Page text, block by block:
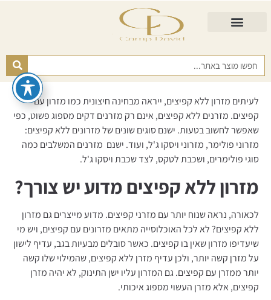
לעיתים מזרון ללא קפיצים, ייראה מבחינה חיצונית כמו מזרון עם
קפיצים. מזרנים ללא קפיצים, אינם רק מזרנים דקים מספוג פשוט, כפי
שאפשר לחשוב בטעות. ישנם סוגים שונים של מזרונים ללא קפיצים:
מזרוני פולימר, מזרוני ויסקו ג'ל, ועוד. ישנם מזרנים המשלבים כמה
סוגי פולימרים, ושכבת לטקס, לצד שכבת ויסקו ג'ל.
מזרון ללא קפיצים מדוע יש צורך?
לכאורה, נראה שנוח יותר עם מזרני קפיצים. מדוע מייצרים גם מזרון
ללא קפיצים? לא לכל האוכלוסייה מתאים מזרונים עם קפיצים, ויש מי
שיעדיפו מזרון שאין בו קפיצים. כאשר סובלים מבעיות בגב, עדיף לישון
על מזרן קשה יותר, ולכן עדיף מזרן ללא קפיצים, שהמילוי שלו קשה
יותר ממזרן עם קפיצים. גם המזרון עליו ישן התינוק, לא יהיה מזרן
קפיצים, אלא מזרן העשוי מספוג איכותי.